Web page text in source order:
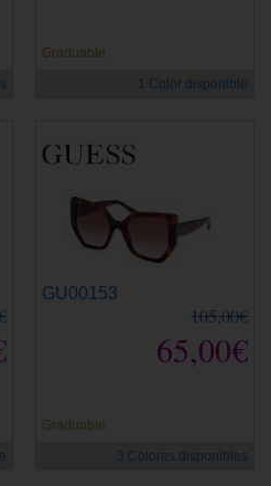
Graduable
1 Color disponible
GU00153
105,00€
65,00€
Graduable
3 Colores disponibles